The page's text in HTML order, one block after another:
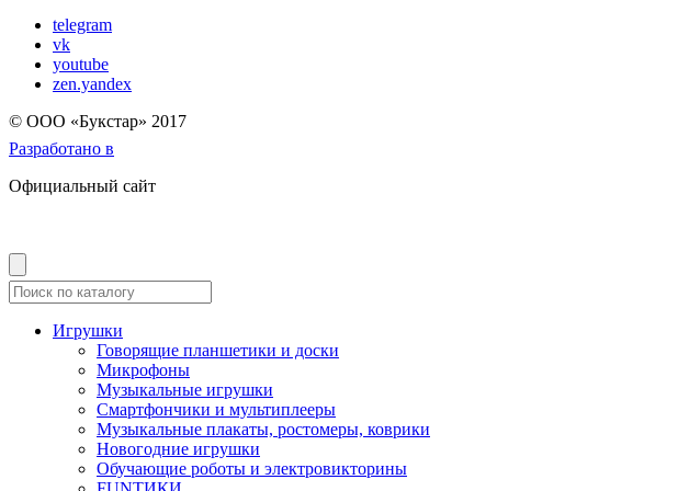
telegram
vk
youtube
zen.yandex
© OOO «Букстар» 2017
Разработано в
Официальный сайт
Игрушки
Говорящие планшетики и доски
Микрофоны
Музыкальные игрушки
Смартфончики и мультиплееры
Музыкальные плакаты, ростомеры, коврики
Новогодние игрушки
Обучающие роботы и электровикторины